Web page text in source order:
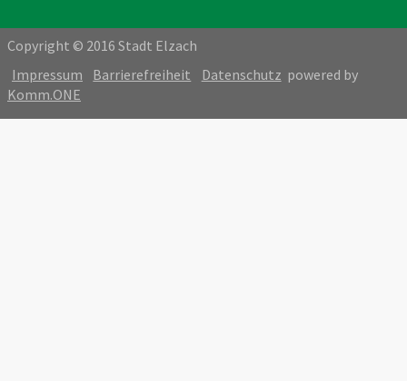
Copyright © 2016 Stadt Elzach
Impressum
Barrierefreiheit Datenschutz powered by
Komm.ONE